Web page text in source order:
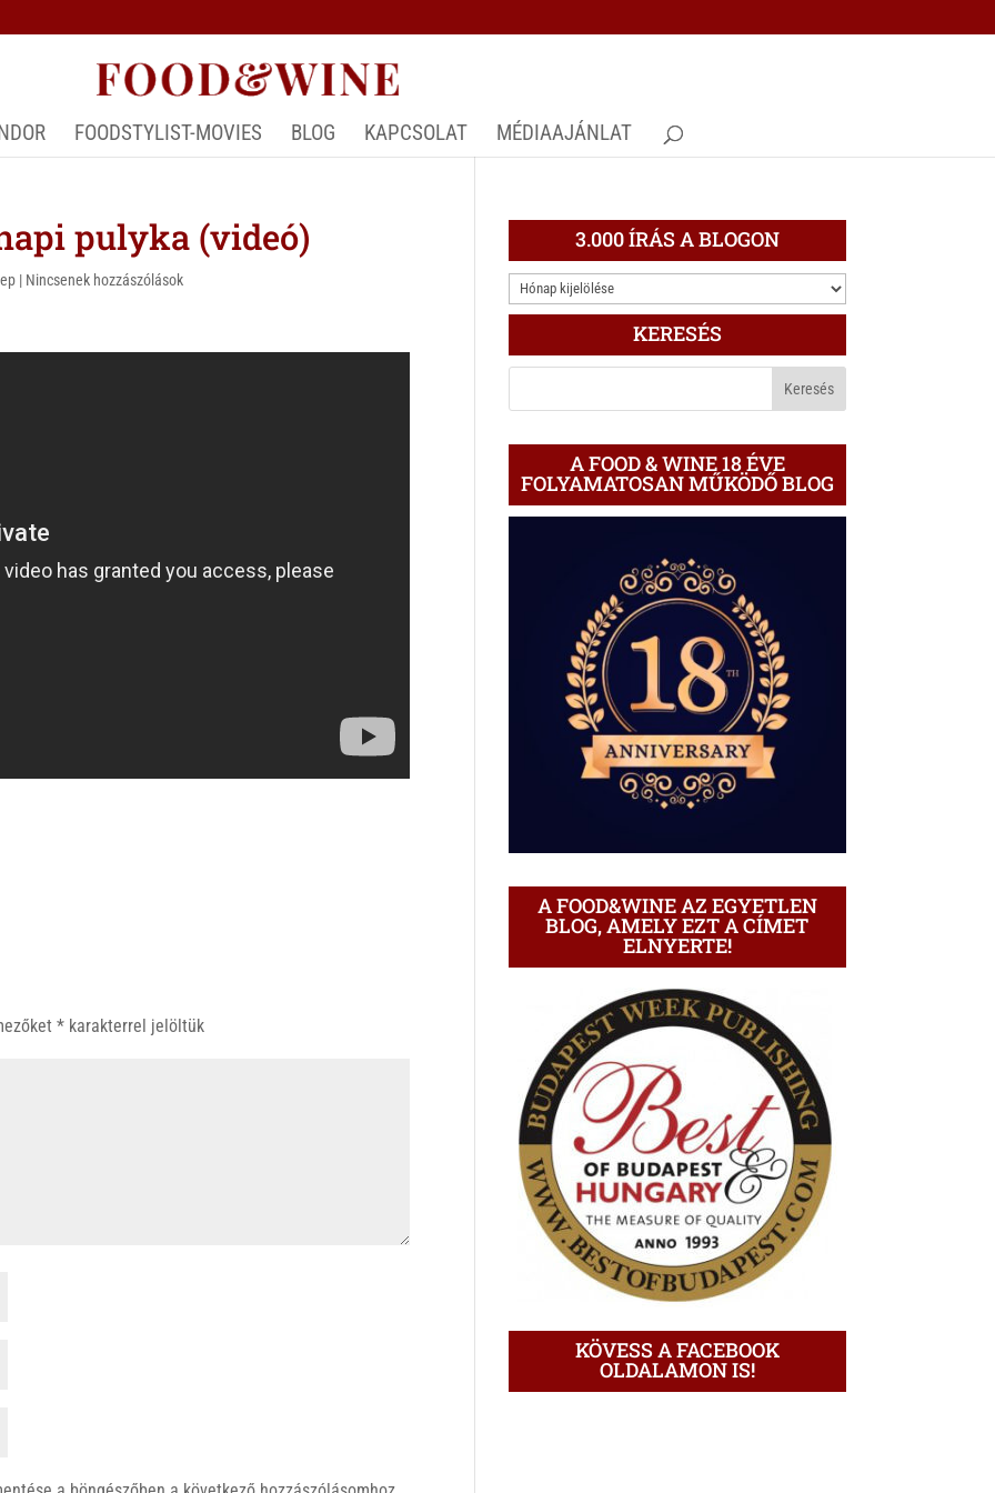
FOODSTYLIST-MOVIES BLOG KAPCSOLAT MÉDIAAJÁNLAT
pulyka (videó)
| Nincsenek hozzászólások
* karakterrel jelöltük
3.000 ÍRÁS A BLOGON
3.000
ÍRÁS
BLOGON
KERESÉS
A FOOD & WINE 18 ÉVE
FOLYAMATOSAN MŰKÖDŐ BLOG
A FOOD&WINE AZ EGYETLEN
BLOG, AMELY EZT A CÍMET
ELNYERTE!
KÖVESS A FACEBOOK
OLDALAMON IS!